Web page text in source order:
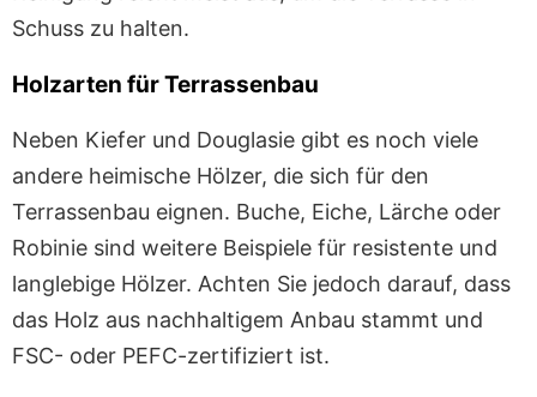
Schuss zu halten.
Holzarten für Terrassenbau
Neben Kiefer und Douglasie gibt es noch viele
andere heimische Hölzer, die sich für den
Terrassenbau eignen. Buche, Eiche, Lärche oder
Robinie sind weitere Beispiele für resistente und
langlebige Hölzer. Achten Sie jedoch darauf, dass
das Holz aus nachhaltigem Anbau stammt und
FSC- oder PEFC-zertifiziert ist.